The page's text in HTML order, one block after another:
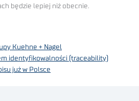
będzie lepiej niż obecnie.
Kuehne + Nagel
identyfikowalności (traceability)
już w Polsce